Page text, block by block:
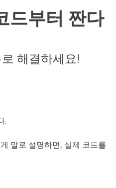
드부터 짠다
해결하세요!
.
말로 설명하면, 실제 코드를